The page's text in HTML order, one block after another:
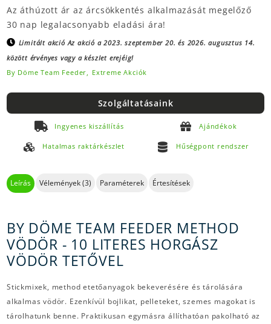
Az áthúzott ár az árcsökkentés alkalmazását megelőző
30 nap legalacsonyabb eladási ára!
Limitált akció Az akció a 2023. szeptember 20. és 2026. augusztus 14.
között érvényes vagy a készlet erejéig!
By Döme Team Feeder, Extreme Akciók
Szolgáltatásaink
Ingyenes kiszállítás Ajándékok
Hatalmas raktárkészlet Hűségpont rendszer
Leírás Vélemények (3) Paraméterek Értesítések
BY DÖME TEAM FEEDER METHOD
VÖDÖR - 10 LITERES HORGÁSZ
VÖDÖR TETŐVEL
Stickmixek, method etetőanyagok bekeverésére és tárolására
alkalmas vödör. Ezenkívül bojlikat, pelleteket, szemes magokat is
tárolhatunk benne. Praktikusan egymásra állíthatóan pakolható az